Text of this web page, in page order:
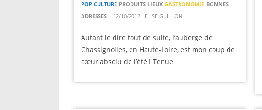
POP CULTURE PRODUITS LIEUX GASTRONOMIE BONNES
ADRESSES
12/10/2012 ELISE GUILLON
Autant le dire tout de suite, l’auberge de
Chassignolles, en Haute-Loire, est mon coup de
cœur absolu de l’été ! Tenue